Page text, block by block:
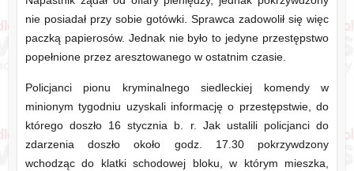
nie posiadał przy sobie gotówki. Sprawca zadowolił się więc
paczką papierosów. Jednak nie było to jedyne przestępstwo
popełnione przez aresztowanego w ostatnim czasie.
Policjanci pionu kryminalnego siedleckiej komendy w
minionym tygodniu uzyskali informację o przestępstwie, do
którego doszło 16 stycznia b. r. Jak ustalili policjanci do
zdarzenia doszło około godz. 17.30 pokrzywdzony
wchodząc do klatki schodowej bloku, w którym mieszka,